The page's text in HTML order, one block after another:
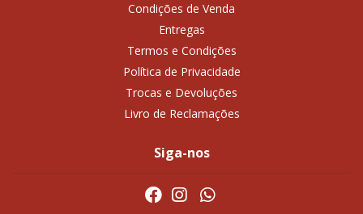
Condições de Venda
Entregas
Termos e Condições
Política de Privacidade
Trocas e Devoluções
Livro de Reclamações
Siga-nos